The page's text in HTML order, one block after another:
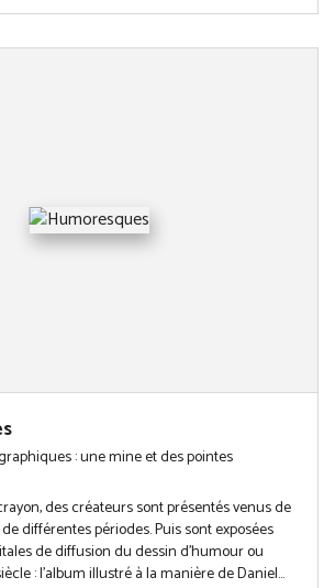
: une mine et des pointes
des créateurs sont présentés venus de
différentes périodes. Puis sont exposées
de diffusion du dessin d’humour ou
: l’album illustré à la manière de Daniel...